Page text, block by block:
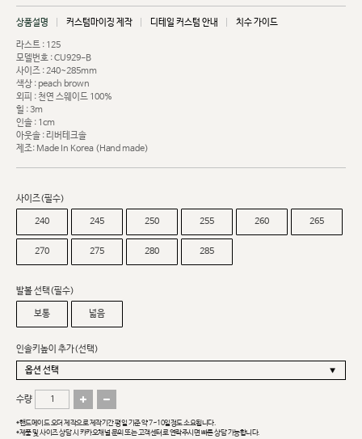
상품설명 커스텀마이징 제작 디테일 커스텀 안내 치수 가이드
라스트 : 125
모델번호 : CU929-B
사이즈 : 240~285mm
색상 : peach brown
외피 : 천연 스웨이드 100%
힐 : 3m
인솔 : 1cm
아웃솔 : 리버테크솔
제조: Made In Korea (Hand made)
사이즈(필수)
240 245 250 255 260 265
270 275 280 285
발볼 선택(필수)
보통 넓음
인솔키높이 추가(선택)
수량
*핸드메이드 오더 제작으로 제작기간 평일 기준 약 7~10일정도 소요됩니다.
*제품 및 사이즈 상담 시 카카오채널 문의 또는 고객센터로 연락주시면 빠른 상담 가능합니다.